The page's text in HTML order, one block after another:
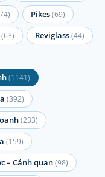
Pikes(69)
(63) Reviglass(44)
(1141)
(392)
(233)
(159)
– Cảnh quan(98)